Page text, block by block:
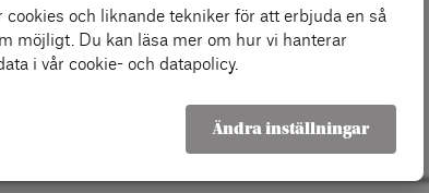
cookies och liknande tekniker för att erbjuda en så
möjligt. Du kan läsa mer om hur vi hanterar
i vår cookie- och datapolicy.
Ändra inställningar